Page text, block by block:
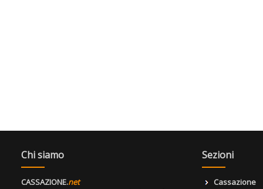
Chi siamo
CASSAZIONE.net
Sezioni
Cassazione